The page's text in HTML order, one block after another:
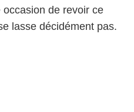
de revoir ce
lasse décidément pas.